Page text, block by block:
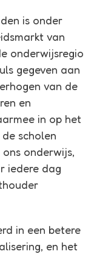
is onder
van
onderwijsregio
gegeven aan
van de
en
in op het
scholen
onderwijs,
iedere dag
in een betere
en het